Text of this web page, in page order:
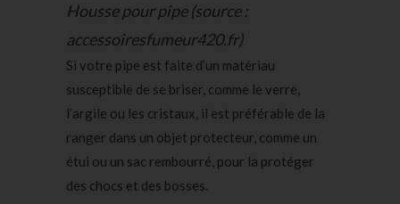
Housse pour pipe (source :
accessoiresfumeur420.fr)
Si votre pipe est faite d’un matériau
susceptible de se briser, comme le verre,
l’argile ou les cristaux, il est préférable de la
ranger dans un objet protecteur, comme un
étui ou un sac rembourré, pour la protéger
des chocs et des bosses.